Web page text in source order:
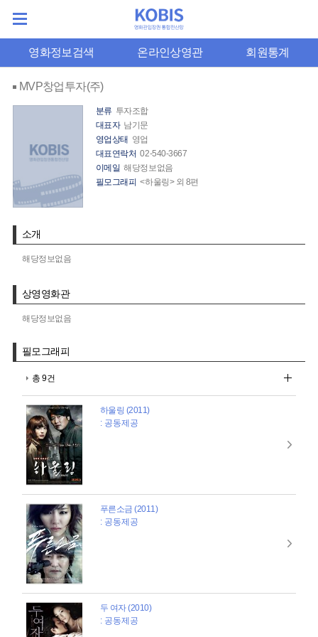
영화정보검색 온라인상영관 회원통계
MVP창업투자(주)
분류 투자조합
대표자 남기문
영업상태 영업
대표연락처 02-540-3667
이메일 해당정보없음
필모그래피 <하울링> 외 8편
소개
해당정보없음
상영영화관
해당정보없음
필모그래피
총 9건
하울링 (2011)
: 공동제공
푸른소금 (2011)
: 공동제공
두 여자 (2010)
: 공동제공